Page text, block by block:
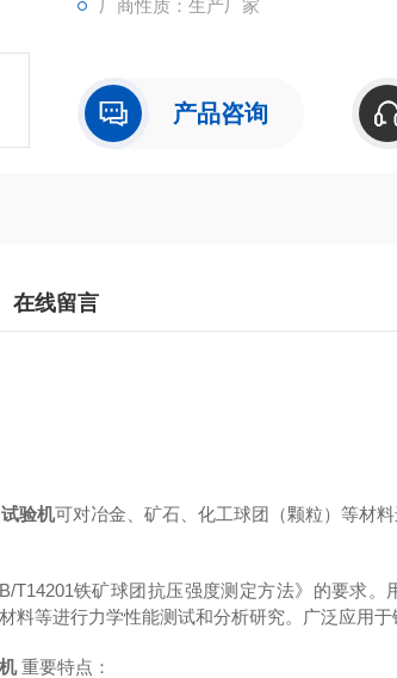
厂商性质：生产厂家
产品咨询
在线留言
验机可对冶金、矿石、化工球团（颗粒）等材
T14201铁矿球团抗压强度测定方法》的要求
料等进行力学性能测试和分析研究。广泛应用于
重要特点：